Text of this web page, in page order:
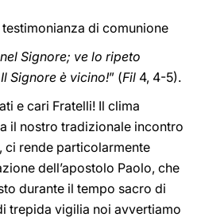
di comunione
Signore; ve lo ripeto
Signore è vicino!” (Fil 4, 4-5).
e cari Fratelli! Il clima
il nostro tradizionale incontro
ci rende particolarmente
dell’apostolo Paolo, che
durante il tempo sacro di
trepida vigilia noi avvertiamo